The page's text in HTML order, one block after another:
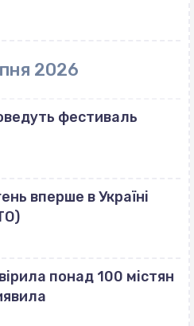
2026
фестиваль
вперше в Україні
понад 100 містян